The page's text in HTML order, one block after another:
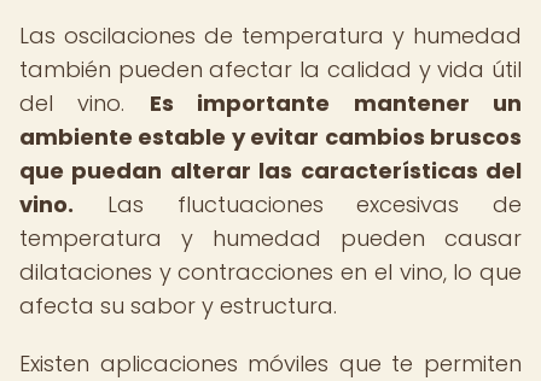
Las oscilaciones de temperatura y humedad
también pueden afectar la calidad y vida útil
del vino. Es importante mantener un
ambiente estable y evitar cambios bruscos
que puedan alterar las características del
vino. Las fluctuaciones excesivas de
temperatura y humedad pueden causar
dilataciones y contracciones en el vino, lo que
afecta su sabor y estructura.
Existen aplicaciones móviles que te permiten